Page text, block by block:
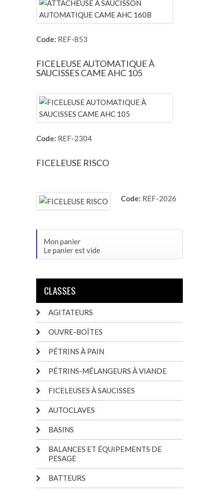
Code: REF-853
FICELEUSE AUTOMATIQUE À
SAUCISSES CAME AHC 105
Code: REF-2304
FICELEUSE RISCO
Code: REF-2026
Mon panier
Le panier est vide
CLASSES
AGITATEURS
OUVRE-BOÎTES
PÉTRINS À PAIN
PÉTRINS-MÉLANGEURS À VIANDE
FICELEUSES À SAUCISSES
AUTOCLAVES
BASINS
BALANCES ET ÉQUIPEMENTS DE
PESAGE
BATTEURS